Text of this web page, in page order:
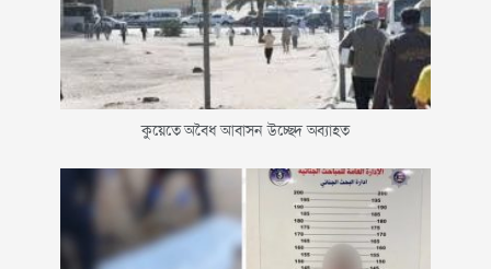
কুয়েতে অবৈধ আবাসন উচ্ছেদ অব্যাহত